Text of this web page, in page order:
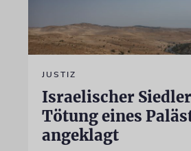
JUSTIZ
Israelischer
Tötung eines
angeklagt